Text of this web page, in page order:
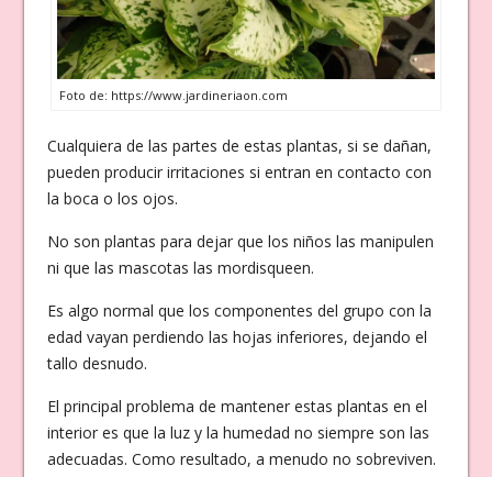
Foto de: https://www.jardineriaon.com
Cualquiera de las partes de estas plantas, si se dañan,
pueden producir irritaciones si entran en contacto con
la boca o los ojos.
No son plantas para dejar que los niños las manipulen
ni que las mascotas las mordisqueen.
Es algo normal que los componentes del grupo con la
edad vayan perdiendo las hojas inferiores, dejando el
tallo desnudo.
El principal problema de mantener estas plantas en el
interior es que la luz y la humedad no siempre son las
adecuadas. Como resultado, a menudo no sobreviven.